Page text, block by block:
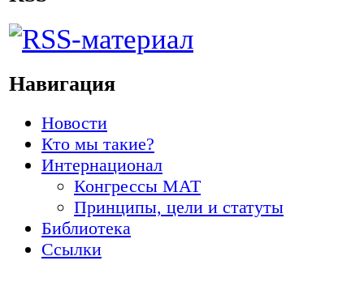
Навигация
Новости
Кто мы такие?
Интернационал
Конгрессы МАТ
Принципы, цели и статуты
Библиотека
Ссылки